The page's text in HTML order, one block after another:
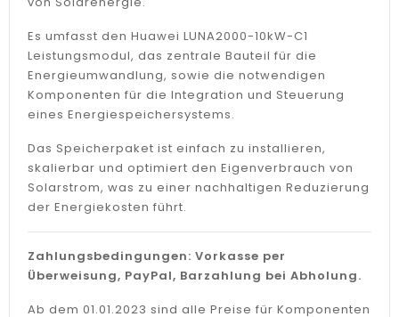
Es umfasst den Huawei LUNA2000-10kW-C1
Leistungsmodul, das zentrale Bauteil für die
Energieumwandlung, sowie die notwendigen
Komponenten für die Integration und Steuerung
eines Energiespeichersystems.
Das Speicherpaket ist einfach zu installieren,
skalierbar und optimiert den Eigenverbrauch von
Solarstrom, was zu einer nachhaltigen Reduzierung
der Energiekosten führt.
Zahlungsbedingungen: Vorkasse per
Überweisung, PayPal, Barzahlung bei Abholung.
Ab dem 01.01.2023 sind alle Preise für Komponenten